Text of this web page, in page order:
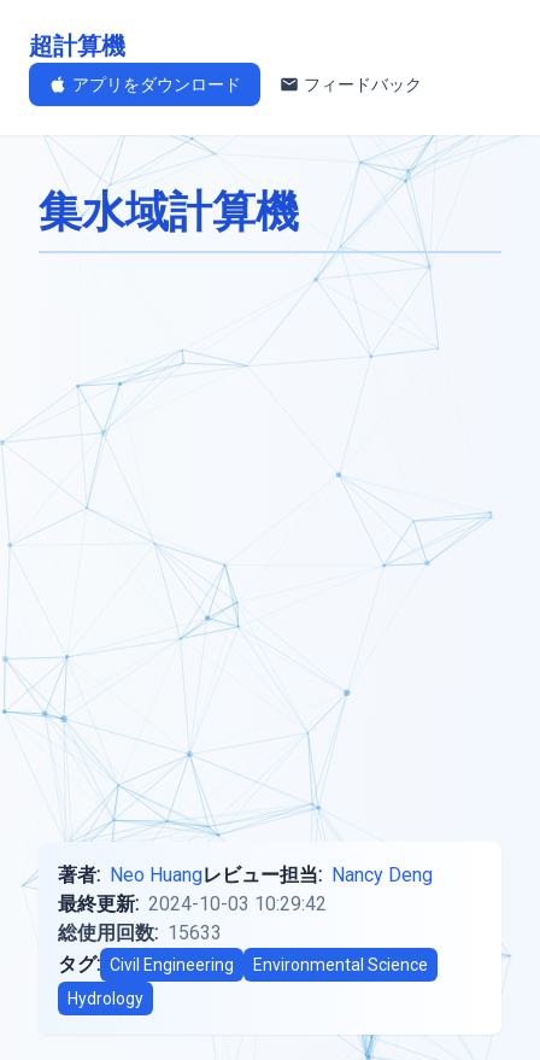
超計算機
アプリをダウンロード フィードバック
集水域計算機
著者: Neo Huangレビュー担当: Nancy Deng
最終更新: 2024-10-03 10:29:42
総使用回数: 15633
タグ: Civil Engineering
Environmental Science
Hydrology